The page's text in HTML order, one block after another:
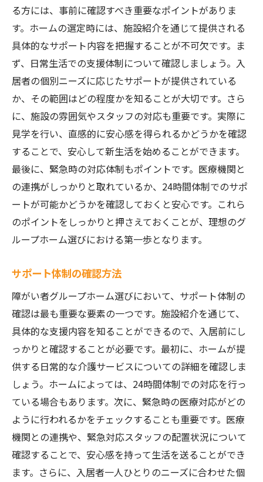
る方には、事前に確認すべき重要なポイントがありま
す。ホームの選定時には、施設紹介を通じて提供される
具体的なサポート内容を把握することが不可欠です。ま
ず、日常生活での支援体制について確認しましょう。入
居者の個別ニーズに応じたサポートが提供されている
か、その範囲はどの程度かを知ることが大切です。さら
に、施設の雰囲気やスタッフの対応も重要です。実際に
見学を行い、直感的に安心感を得られるかどうかを確認
することで、安心して新生活を始めることができます。
最後に、緊急時の対応体制もポイントです。医療機関と
の連携がしっかりと取れているか、24時間体制でのサポ
ートが可能かどうかを確認しておくと安心です。これら
のポイントをしっかりと押さえておくことが、理想のグ
ループホーム選びにおける第一歩となります。
サポート体制の確認方法
障がい者グループホーム選びにおいて、サポート体制の
確認は最も重要な要素の一つです。施設紹介を通じて、
具体的な支援内容を知ることができるので、入居前にし
っかりと確認することが必要です。最初に、ホームが提
供する日常的な介護サービスについての詳細を確認しま
しょう。ホームによっては、24時間体制での対応を行っ
ている場合もあります。次に、緊急時の医療対応がどの
ように行われるかをチェックすることも重要です。医療
機関との連携や、緊急対応スタッフの配置状況について
確認することで、安心感を持って生活を送ることができ
ます。さらに、入居者一人ひとりのニーズに合わせた個